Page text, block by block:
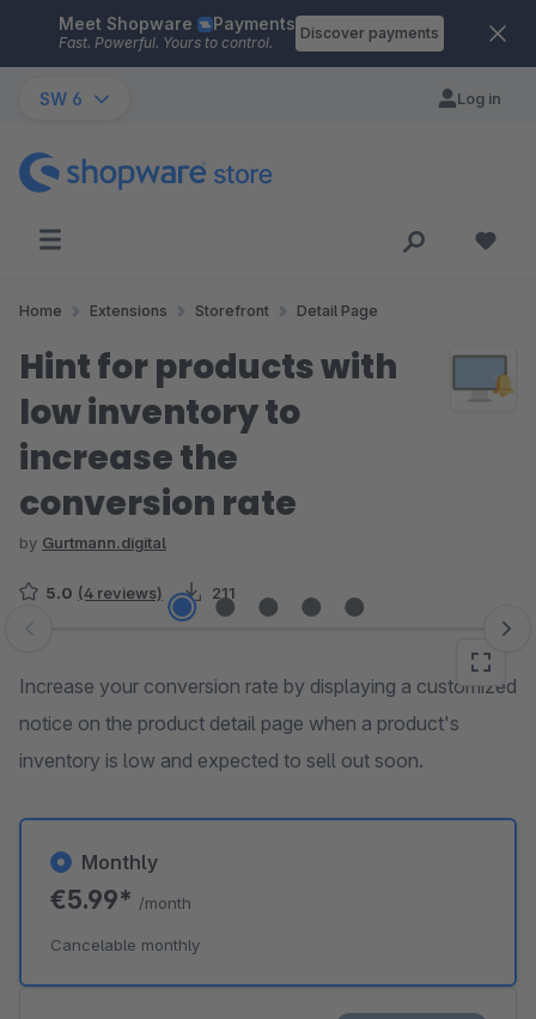
Skip to main content
Meet Shopware Payments
Fast. Powerful. Yours to control.
Discover payments
SW 6 Log in
Home Extensions Storefront Detail Page
Hint for products with
low inventory to
increase the
conversion rate
by Gurtmann.digital
5.0 (4 reviews) 211
Skip image gallery
Increase your conversion rate by displaying a customized
notice on the product detail page when a product's
inventory is low and expected to sell out soon.
Monthly
€5.99* /month
Cancelable monthly